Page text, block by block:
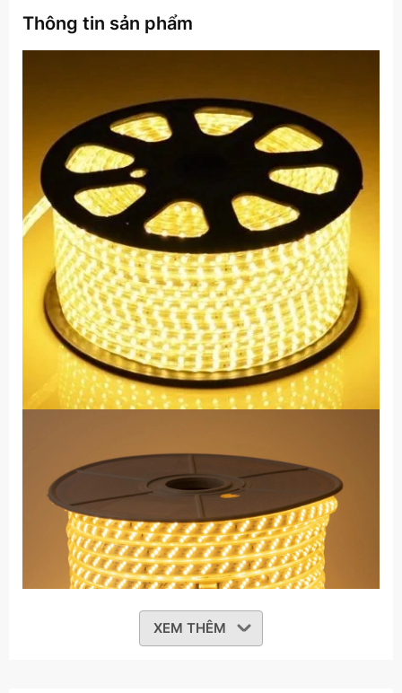
Thông tin sản phẩm
XEM THÊM